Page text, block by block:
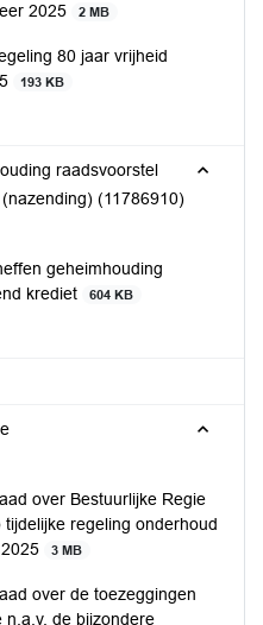
2025
2 MB
80 jaar vrijheid
193 KB
raadsvoorstel
(11786910)
geheimhouding
krediet
604 KB
over Bestuurlijke Regie
regeling onderhoud
3 MB
over de toezeggingen
n.a.v. de bijzondere